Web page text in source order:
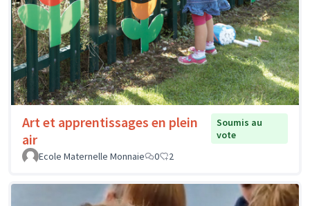
Art et apprentissages en plein
air
Soumis au
vote
Ecole Maternelle Monnaie
0 2